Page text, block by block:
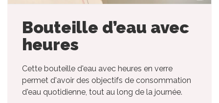
Bouteille d’eau avec
heures
Cette bouteille d'eau avec heures en verre
permet d'avoir des objectifs de consommation
d'eau quotidienne, tout au long de la journée.